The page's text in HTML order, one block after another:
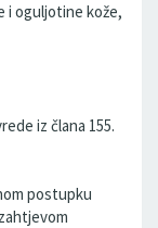
i oguljotine kože,
iz člana 155.
postupku